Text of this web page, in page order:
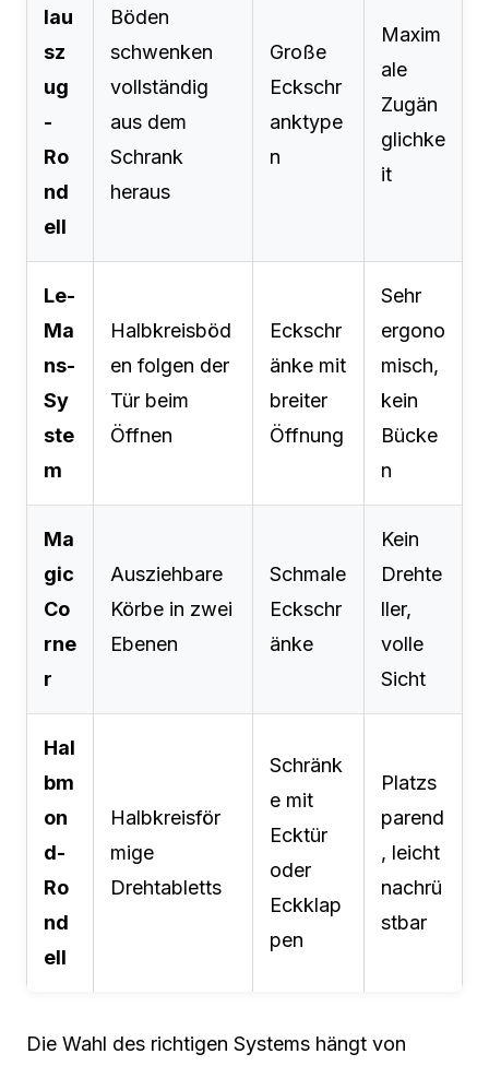
lau
sz
ug
-
Ro
nd
ell
Böden
schwenken
vollständig
aus dem
Schrank
heraus
Große
Eckschr
anktype
n
Maxim
ale
Zugän
glichke
it
Le-
Ma
ns-
Sy
ste
m
Halbkreisböd
en folgen der
Tür beim
Öffnen
Eckschr
änke mit
breiter
Öffnung
Sehr
ergono
misch,
kein
Bücke
n
Ma
gic
Co
rne
r
Ausziehbare
Körbe in zwei
Ebenen
Schmale
Eckschr
änke
Kein
Drehte
ller,
volle
Sicht
Hal
bm
on
d-
Ro
nd
ell
Halbkreisför
mige
Drehtabletts
Schränk
e mit
Ecktür
oder
Eckklap
pen
Platzs
parend
, leicht
nachrü
stbar
Die Wahl des richtigen Systems hängt von